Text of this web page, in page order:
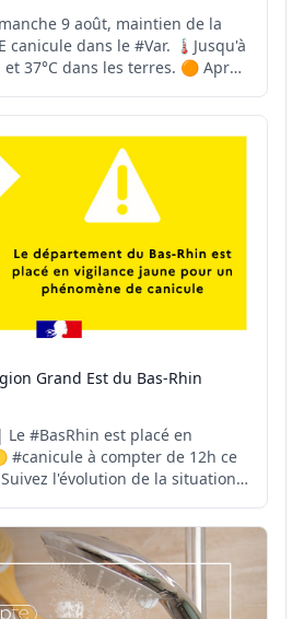
canicule dans le #Var. 🌡Jusqu'à
dans les terres. 🟠 Après
ORANGE canicule depuis le 30
chaque jour, mati...
Grand Est du Bas-Rhin
#BasRhin est placé en
#canicule à compter de 12h ce
élevées, adoptez les bons
protéger et protéger les autres :